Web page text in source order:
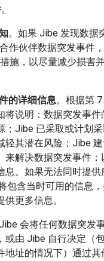
。
。如果 Jibe 发现数据
作伙伴数据突发事件
施，以尽量减少损害
的详细信息。根据第
将说明：数据突发事
；Jibe 已采取或计划
轻其潜在风险；Jibe
来解决数据突发事件
息。如果无法同时提供
包含当时可用的信息
更多信息。
会将任何数据突发
或由 Jibe 自行决定（
地址的情况下）通过